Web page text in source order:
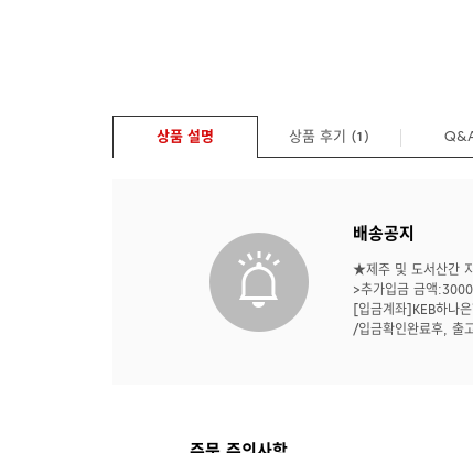
상품 설명 상품 후기 (1 )
배송공지
★제주 및 도서산간
>추가입금 금액
[입금계좌]KEB하나
/입금확인완료후, 출